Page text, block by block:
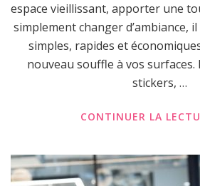
espace vieillissant, apporter une
simplement changer d’ambiance,
simples, rapides et
nouveau souffle à vos surfaces.
stickers, …
CONTINUER LA